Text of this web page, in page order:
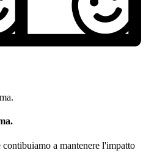
a mantenere l'impatto